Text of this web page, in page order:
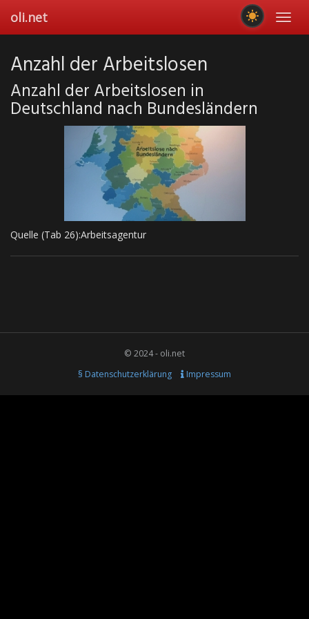
main
oli.net
Anzahl der Arbeitslosen
Anzahl der Arbeitslosen in
Deutschland nach Bundesländern
Quelle (Tab 26):Arbeitsagentur
© 2024 - oli.net
§ Datenschutzerklärung
Impressum